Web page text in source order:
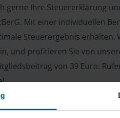
gerne Ihre Steuererklärung
Mit einer individuellen
Steuerergebnis erhalten.
und profitieren Sie von
von 39 Euro.